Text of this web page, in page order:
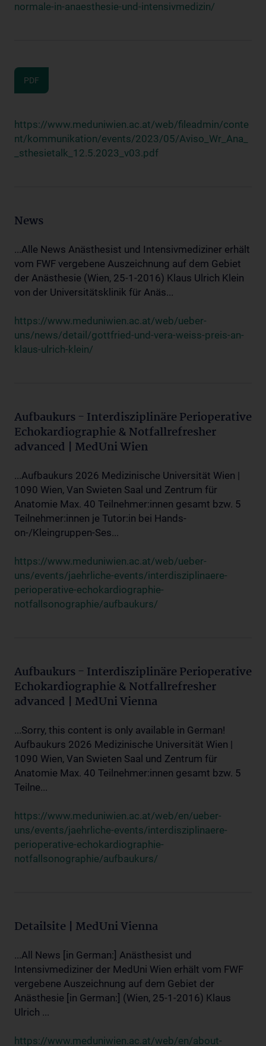
normale-in-anaesthesie-und-intensivmedizin/
PDF
https://www.meduniwien.ac.at/web/fileadmin/conte
nt/kommunikation/events/2023/05/Aviso_Wr_Ana_
_sthesietalk_12.5.2023_v03.pdf
News
...Alle News Anästhesist und Intensivmediziner erhält
vom FWF vergebene Auszeichnung auf dem Gebiet
der Anästhesie (Wien, 25-1-2016) Klaus Ulrich Klein
von der Universitätsklinik für Anäs...
https://www.meduniwien.ac.at/web/ueber-
uns/news/detail/gottfried-und-vera-weiss-preis-an-
klaus-ulrich-klein/
Aufbaukurs - Interdisziplinäre Perioperative
Echokardiographie & Notfallrefresher
advanced | MedUni Wien
...Aufbaukurs 2026 Medizinische Universität Wien |
1090 Wien, Van Swieten Saal und Zentrum für
Anatomie Max. 40 Teilnehmer:innen gesamt bzw. 5
Teilnehmer:innen je Tutor:in bei Hands-
on-/Kleingruppen-Ses...
https://www.meduniwien.ac.at/web/ueber-
uns/events/jaehrliche-events/interdisziplinaere-
perioperative-echokardiographie-
notfallsonographie/aufbaukurs/
Aufbaukurs - Interdisziplinäre Perioperative
Echokardiographie & Notfallrefresher
advanced | MedUni Vienna
...Sorry, this content is only available in German!
Aufbaukurs 2026 Medizinische Universität Wien |
1090 Wien, Van Swieten Saal und Zentrum für
Anatomie Max. 40 Teilnehmer:innen gesamt bzw. 5
Teilne...
https://www.meduniwien.ac.at/web/en/ueber-
uns/events/jaehrliche-events/interdisziplinaere-
perioperative-echokardiographie-
notfallsonographie/aufbaukurs/
Detailsite | MedUni Vienna
...All News [in German:] Anästhesist und
Intensivmediziner der MedUni Wien erhält vom FWF
vergebene Auszeichnung auf dem Gebiet der
Anästhesie [in German:] (Wien, 25-1-2016) Klaus
Ulrich ...
https://www.meduniwien.ac.at/web/en/about-